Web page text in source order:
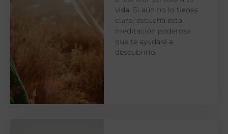
vida. Si aún no lo tienes
claro, escucha esta
meditación poderosa
que te ayudará a
descubrirlo.